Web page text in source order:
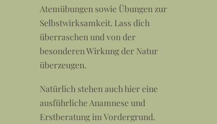
Atemübungen sowie Übungen zur
Selbstwirksamkeit. Lass dich
überraschen und von der
besonderen Wirkung der Natur
überzeugen.
Natürlich stehen auch hier eine
ausführliche Anamnese und
Erstberatung im Vordergrund.